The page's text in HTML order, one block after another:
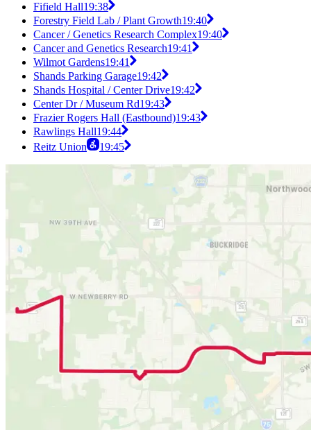
Fifield Hall19:38
Forestry Field Lab / Plant Growth19:40
Cancer / Genetics Research Complex19:40
Cancer and Genetics Research19:41
Wilmot Gardens19:41
Shands Parking Garage19:42
Shands Hospital / Center Drive19:42
Center Dr / Museum Rd19:43
Frazier Rogers Hall (Eastbound)19:43
Rawlings Hall19:44
Reitz Union
19:45